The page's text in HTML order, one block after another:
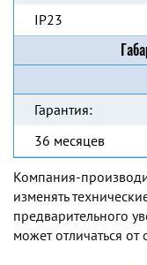
IP23
Гарантия:
36 месяцев
Компания-
изменять
предварительного
может отличаться от